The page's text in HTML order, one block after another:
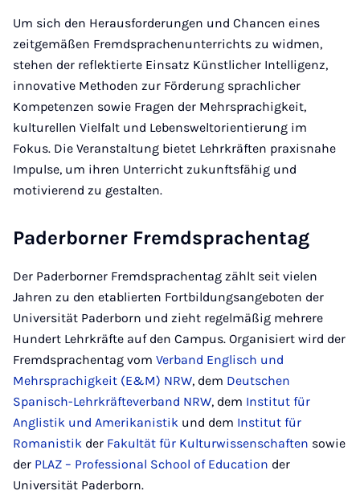
Um sich den Herausforderungen und Chancen eines
zeitgemäßen Fremdsprachenunterrichts zu widmen,
stehen der reflektierte Einsatz Künstlicher Intelligenz,
innovative Methoden zur Förderung sprachlicher
Kompetenzen sowie Fragen der Mehrsprachigkeit,
kulturellen Vielfalt und Lebensweltorientierung im
Fokus. Die Veranstaltung bietet Lehrkräften praxisnahe
Impulse, um ihren Unterricht zukunftsfähig und
motivierend zu gestalten.
Paderborner Fremdsprachentag
Der Paderborner Fremdsprachentag zählt seit vielen
Jahren zu den etablierten Fortbildungsangeboten der
Universität Paderborn und zieht regelmäßig mehrere
Hundert Lehrkräfte auf den Campus. Organisiert wird der
Fremdsprachentag vom Verband Englisch und
Mehrsprachigkeit (E&M) NRW, dem Deutschen
Spanisch-Lehrkräfteverband NRW, dem Institut für
Anglistik und Amerikanistik und dem Institut für
Romanistik der Fakultät für Kulturwissenschaften sowie
der PLAZ – Professional School of Education der
Universität Paderborn.